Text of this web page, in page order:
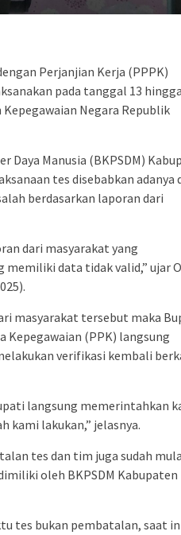
Perjanjian Kerja (PPPK)
pada tanggal 13
Negara Republik
Daya Manusia (BKPSDM)
tes disebabkan adanya
berdasarkan laporan dari
dari masyarakat yang
memiliki data tidak valid,” ujar
masyarakat tersebut maka
Kepegawaian (PPK) langsung
verifikasi kembali
langsung memerintahkan
kami lakukan,” jelasnya.
tes dan tim juga sudah
oleh BKPSDM Kabupaten
tes bukan pembatalan, saat